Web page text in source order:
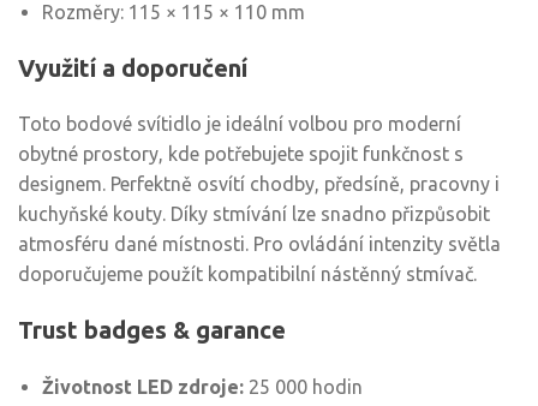
Rozměry: 115 × 115 × 110 mm
Využití a doporučení
Toto bodové svítidlo je ideální volbou pro moderní
obytné prostory, kde potřebujete spojit funkčnost s
designem. Perfektně osvítí chodby, předsíně, pracovny i
kuchyňské kouty. Díky stmívání lze snadno přizpůsobit
atmosféru dané místnosti. Pro ovládání intenzity světla
doporučujeme použít kompatibilní nástěnný stmívač.
Trust badges & garance
Životnost LED zdroje: 25 000 hodin